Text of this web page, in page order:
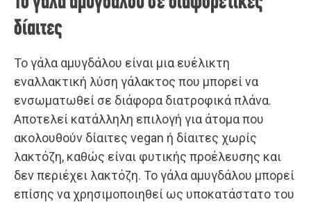
δίαιτες
Το γάλα αμυγδάλου είναι μια ευέλικτη
εναλλακτική λύση γάλακτος που μπορεί να
ενσωματωθεί σε διάφορα διατροφικά πλάνα.
Αποτελεί κατάλληλη επιλογή για άτομα που
ακολουθούν δίαιτες vegan ή δίαιτες χωρίς
λακτόζη, καθώς είναι φυτικής προέλευσης και
δεν περιέχει λακτόζη. Το γάλα αμυγδάλου μπορεί
επίσης να χρησιμοποιηθεί ως υποκατάστατο του